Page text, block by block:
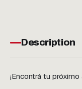
Description
¡Encontrá tu